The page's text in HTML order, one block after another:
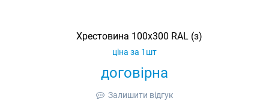
Хрестовина 100х300 RAL (з)
договірна
ціна за 1шт
Залишити відгук